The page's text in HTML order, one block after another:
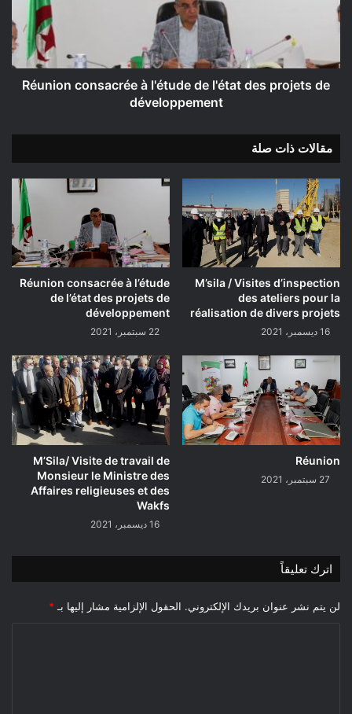
l'état
des
de
développement
Réunion consacrée à l'étude de l'état des projets de
développement
مقالات ذات صلة
M’sila / Visites d’inspection
des ateliers pour la
réalisation de divers projets
16 ديسمبر، 2021
Réunion consacrée à l’étude
de l’état des projets de
développement
22 سبتمبر، 2021
Réunion
27 سبتمبر، 2021
M’Sila/ Visite de travail de
Monsieur le Ministre des
Affaires religieuses et des
Wakfs
16 ديسمبر، 2021
اترك تعليقاً
لن يتم نشر عنوان بريدك الإلكتروني. الحقول الإلزامية مشار إليها بـ *